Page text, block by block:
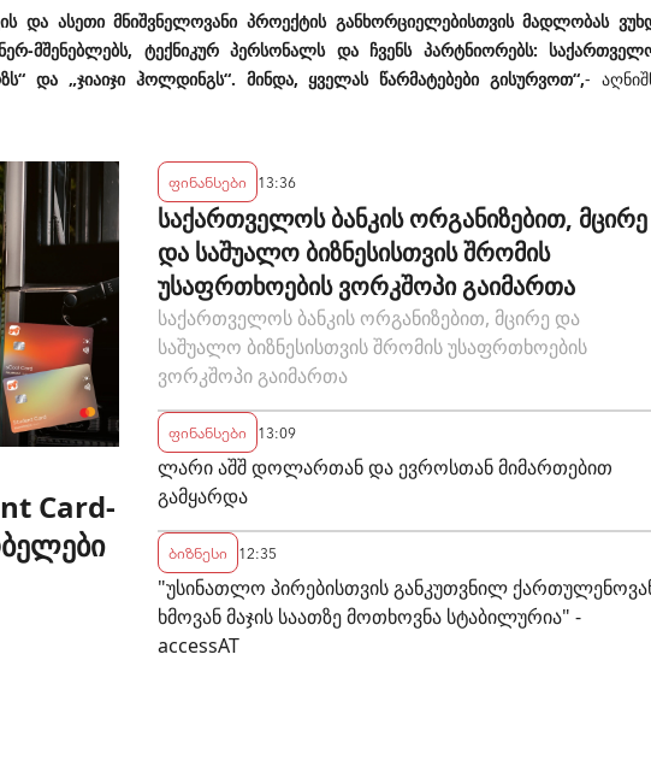
და ასეთი მნიშვნელოვანი პროექტის განხორციელებისთვის მადლობას
მშენებლებს, ტექნიკურ პერსონალს და ჩვენს პარტნიორებს:
და „ჯიაიჯი ჰოლდინგს“. მინდა, ყველას წარმატებები გისურვოთ“,-
Card-
ფინანსები 13:36
საქართველოს ბანკის ორგანიზებით, მცირე
და საშუალო ბიზნესისთვის შრომის
უსაფრთხოების ვორკშოპი გაიმართა
საქართველოს ბანკის ორგანიზებით, მცირე და
საშუალო ბიზნესისთვის შრომის უსაფრთხოების
ვორკშოპი გაიმართა
ფინანსები 13:09
ლარი აშშ დოლართან და ევროსთან მიმართებით
გამყარდა
ბიზნესი 12:35
"უსინათლო პირებისთვის განკუთვნილ
ხმოვან მაჯის საათზე მოთხოვნა სტაბილურია" -
accessAT